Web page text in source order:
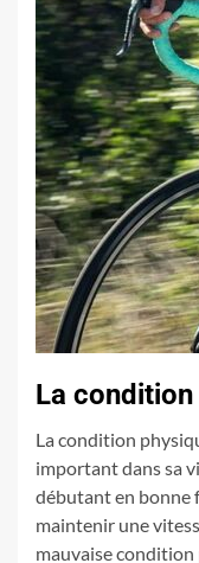
La
La condition
important dans sa
débutant en bonne
maintenir une
mauvaise condition